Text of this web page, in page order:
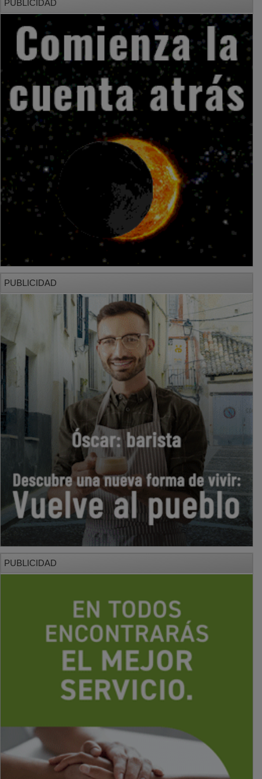
PUBLICIDAD
PUBLICIDAD